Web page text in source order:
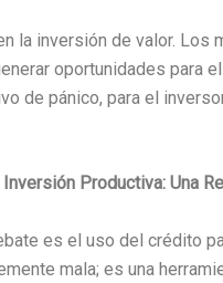
la inversión de valor. Los
oportunidades para
de pánico, para el
Productiva: Una
es el uso del crédito
mala; es una